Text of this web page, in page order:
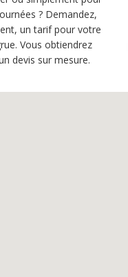
? Demandez,
un tarif pour votre
Vous obtiendrez
devis sur mesure.